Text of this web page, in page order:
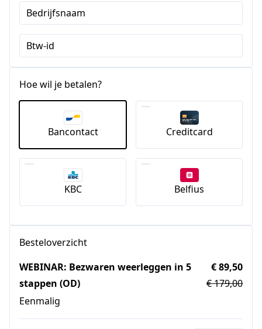
+1
Bedrijfsnaam
Btw-id
Hoe wil je betalen?
Bancontact Creditcard
KBC Belfius
Besteloverzicht
WEBINAR: Bezwaren weerleggen in 5
stappen (OD)
Eenmalig
€ 89,50
€ 179,00